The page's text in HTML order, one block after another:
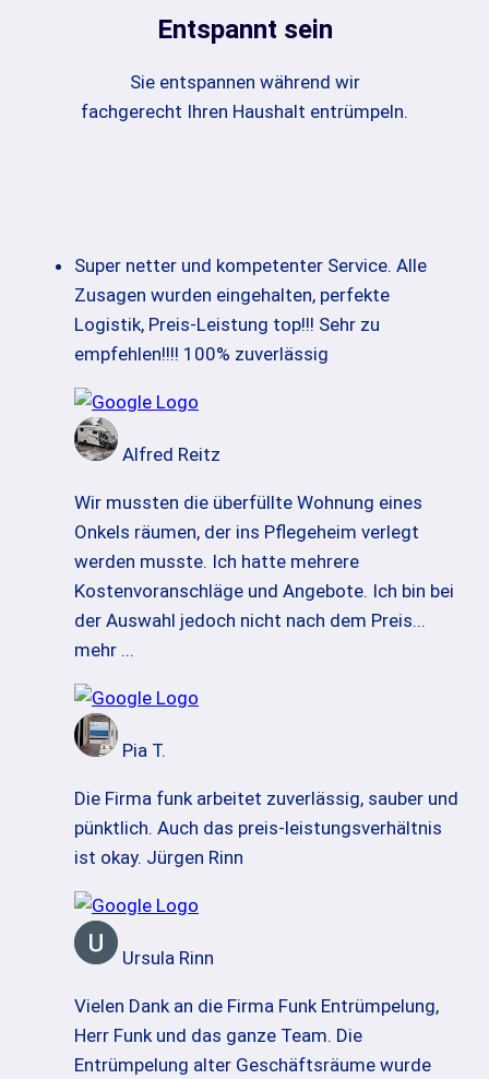
Entspannt sein
Sie entspannen während wir
fachgerecht Ihren Haushalt entrümpeln.
Super netter und kompetenter Service. Alle
Zusagen wurden eingehalten, perfekte
Logistik, Preis-Leistung top!!! Sehr zu
empfehlen!!!! 100% zuverlässig
Alfred Reitz
Wir mussten die überfüllte Wohnung eines
Onkels räumen, der ins Pflegeheim verlegt
werden musste. Ich hatte mehrere
Kostenvoranschläge und Angebote. Ich bin bei
der Auswahl jedoch nicht nach dem Preis...
mehr ...
Pia T.
Die Firma funk arbeitet zuverlässig, sauber und
pünktlich. Auch das preis-leistungsverhältnis
ist okay. Jürgen Rinn
Ursula Rinn
Vielen Dank an die Firma Funk Entrümpelung,
Herr Funk und das ganze Team. Die
Entrümpelung alter Geschäftsräume wurde